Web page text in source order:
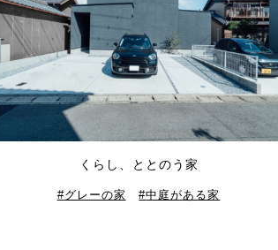
くらし、ととのう家
グレーの家 中庭がある家